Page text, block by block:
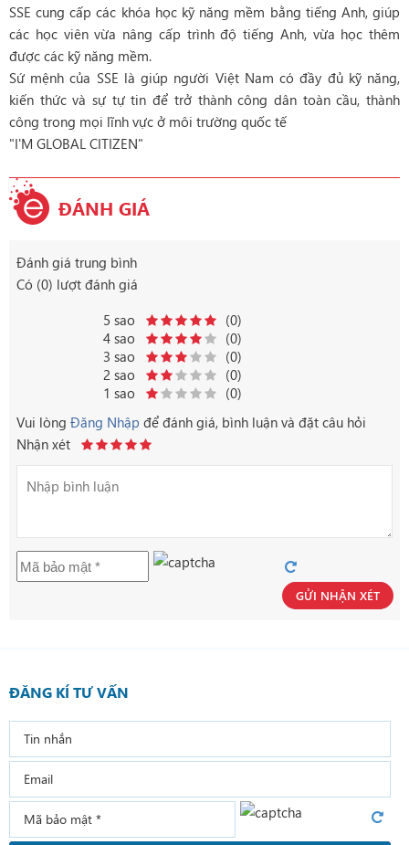
SSE cung cấp các khóa học kỹ năng mềm bằng tiếng Anh, giúp
các học viên vừa nâng cấp trình độ tiếng Anh, vừa học thêm
được các kỹ năng mềm.
Sứ mệnh của SSE là giúp người Việt Nam có đầy đủ kỹ năng,
kiến thức và sự tự tin để trở thành công dân toàn cầu, thành
công trong mọi lĩnh vực ở môi trường quốc tế
"I'M GLOBAL CITIZEN"
ĐÁNH GIÁ
Đánh giá trung bình
Có (0) lượt đánh giá
5 sao
(0)
4 sao
(0)
3 sao
(0)
2 sao
(0)
1 sao
(0)
Vui lòng Đăng Nhập để đánh giá, bình luận và đặt câu hỏi
Nhận xét
GỬI NHẬN XÉT
ĐĂNG KÍ TƯ VẤN